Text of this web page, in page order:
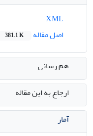
اصل مقاله
381.1 K
هم رسانی
ارجاع به این مقاله
آمار